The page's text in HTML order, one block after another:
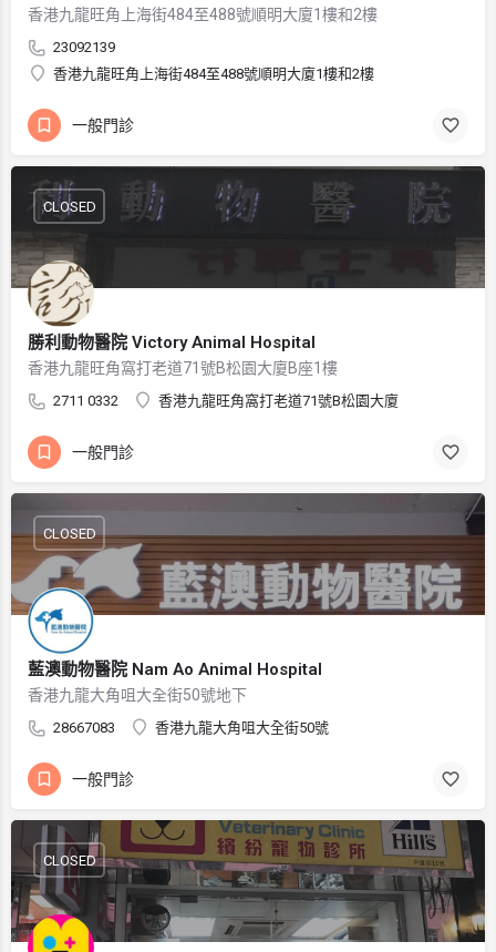
香港九龍旺角上海街484至488號順明大廈1樓和2樓
23092139
香港九龍旺角上海街484至488號順明大廈1樓和2樓
一般門診
勝利動物醫院 Victory Animal Hospital
香港九龍旺角窩打老道71號B松園大廈B座1樓
2711 0332 香港九龍旺角窩打老道71號B松園大廈
CLOSED
一般門診
藍澳動物醫院 Nam Ao Animal Hospital
香港九龍大角咀大全街50號地下
28667083 香港九龍大角咀大全街50號
CLOSED
一般門診
CLOSED